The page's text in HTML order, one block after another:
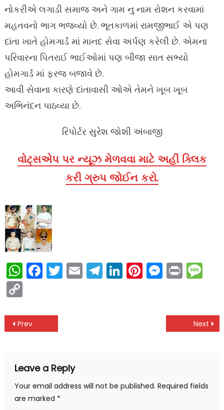
નોકરીએ લગાડી સમાજ અને ગામ નુ નામ રોશન કરવામાં
મહતવનો ભાગ ભજવ્યો છે. ભૂતકાળમાં રામજીભાઈ એ પણ
દાંતા ખાતે હોમગાર્ડ માં માનદ સેવા અર્પણ કરેલી છે. એમના
પરિવારના પિતરાઈ ભાઈઓમાં પણ બીજા સાત સભ્યો
હોમગાર્ડ માં ફરજ બજાવે છે.
આવી સેવાના કારણે દાંતાવાસી ઓએ તેમને ખૂબ ખૂબ
અભિનંદન પાઠવ્યા છે.
રિપોર્ટર સુરેશ જોશી અંબાજી
વોટ્સએપ પર ન્યૂઝ મેળવવા માટે અહીં ક્લિક
કરી ગ્રુપ જોઈન કરો.
WhatsApp
Facebook
Twitter
EmailTelegram
LinkedIn
Pinterest
Print
Copy
Post
Prev Next
Leave a Reply
Your email address will not be published. Required fields
are marked *